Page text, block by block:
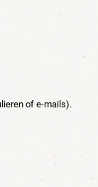
of e-mails).